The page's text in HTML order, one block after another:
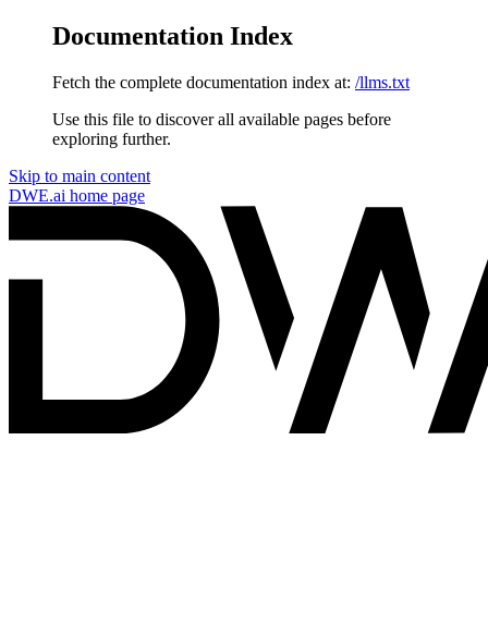
Documentation Index
Fetch the complete documentation index at: /llms.txt
Use this file to discover all available pages before
exploring further.
Skip to main content
DWE.ai home page